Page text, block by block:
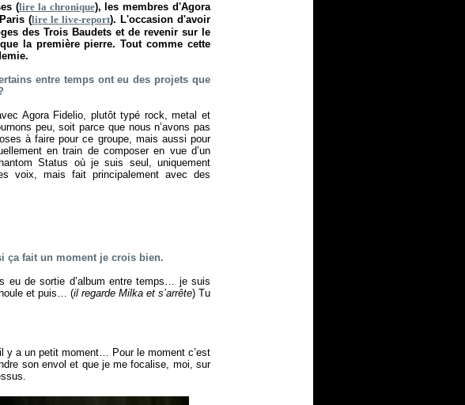
(lire la chronique), les membres d'Agora
(lire le live-report). L'occasion d'avoir
des Trois Baudets et de revenir sur le
la première pierre. Tout comme cette
entre temps ont eu des projets que
Agora Fidelio, plutôt typé rock, metal et
peu, soit parce que nous n’avons pas
à faire pour ce groupe, mais aussi pour
en train de composer en vue d’un
Status où je suis seul, uniquement
voix, mais fait principalement avec des
ça fait un moment je crois bien.
eu de sortie d’album entre temps… je suis
et puis… (il regarde Milka et s’arrête) Tu
y a un petit moment… Pour le moment c’est
son envol et que je me focalise, moi, sur